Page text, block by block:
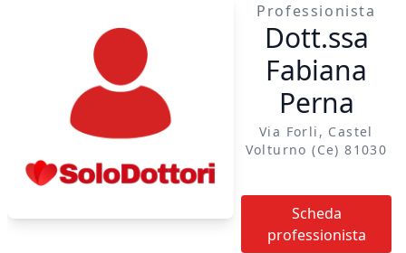
Professionista
Dott.ssa
Fabiana
Perna
Via Forli, Castel
Volturno (ce) 81030
Scheda
professionista